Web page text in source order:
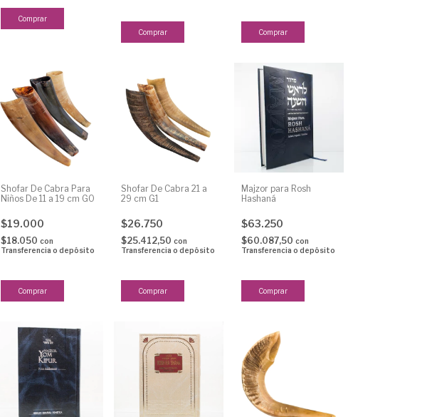
Shofar De Cabra Para
Niños De 11 a 19 cm G0
$19.000
$18.050 con
Transferencia o depósito
Shofar De Cabra 21 a
29 cm G1
$26.750
$25.412,50 con
Transferencia o depósito
Majzor para Rosh
Hashaná
$63.250
$60.087,50 con
Transferencia o depósito